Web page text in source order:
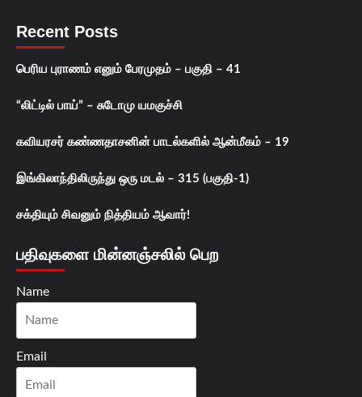
Recent Posts
பெரிய புராணம் எனும் பேரமுதம் – பகுதி – 41
“லிட்டில் பாய்” – சுடோமு யமகுச்சி
கவியரசர் கண்ணதாசனின் பாடல்களில் ஆன்மீகம் – 19
இங்கிலாந்திலிருந்து ஒரு மடல் – 315 (பகுதி-1)
சக்தியும் சிவனும் நித்தியம் ஆவார்!
பதிவுகளை மின்னஞ்சலில் பெற
Name
Email